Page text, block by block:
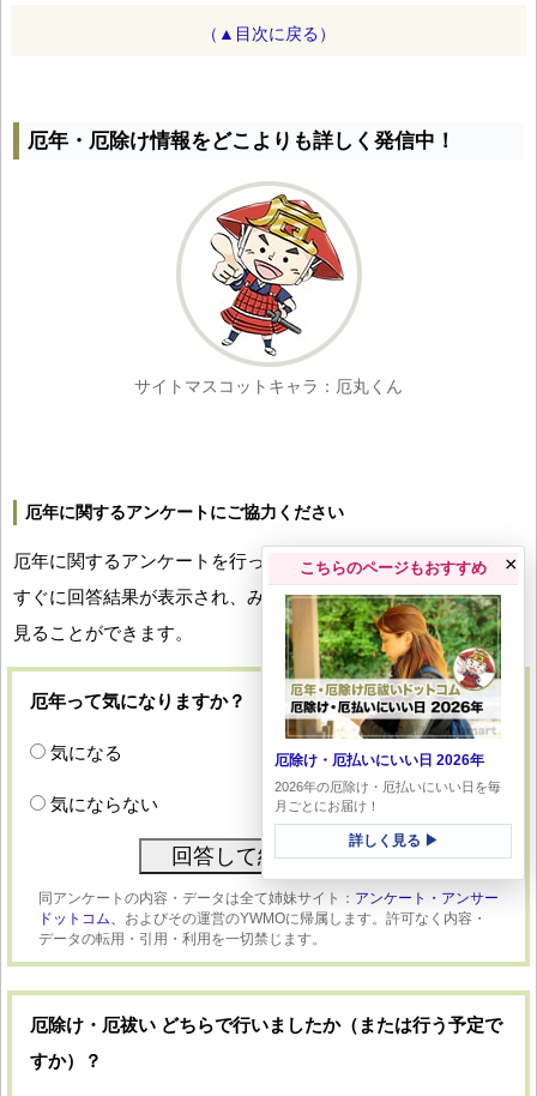
（▲目次に戻る）
厄年・厄除け情報をどこよりも詳しく発信中！
サイトマスコットキャラ：厄丸くん
厄年に関するアンケートにご協力ください
厄年に関するアンケートを行っています。回答していただくと
すぐに回答結果が表示され、みなさんの厄年への関心度合いを
見ることができます。
厄年って気になりますか？
気になる
気にならない
同アンケートの内容・データは全て姉妹サイト： アンケート・アンサー
ドットコム、 およびその運営のYWMOに帰属します。許可なく内容・
データの転用・引用・利用を一切禁じます。
厄除け・厄祓い どちらで行いましたか（または行う予定で
すか）？
こちらのページもおすすめ
厄除け・厄払いにいい日 2026年
2026年の厄除け・厄払いにいい日を毎
月ごとにお届け！
詳しく見る ▶
×